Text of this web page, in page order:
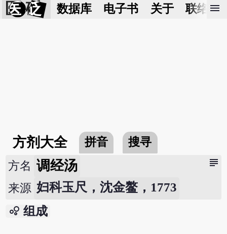
医 砭 数据库 电子书 关于 联络我
menu
方剂大全 拼音 搜寻
subject
方名 调经汤
来源 妇科玉尺，沈金鳌，1773
bubble_chart 组成